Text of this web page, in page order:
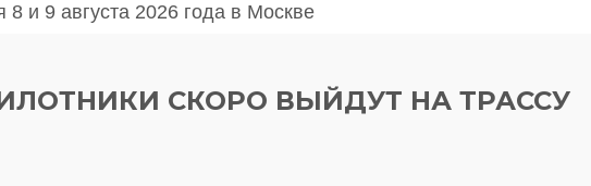
июля и 1 августа 20026 года в Москве
СКОРО ВЫЙДУТ НА ТРАССУ